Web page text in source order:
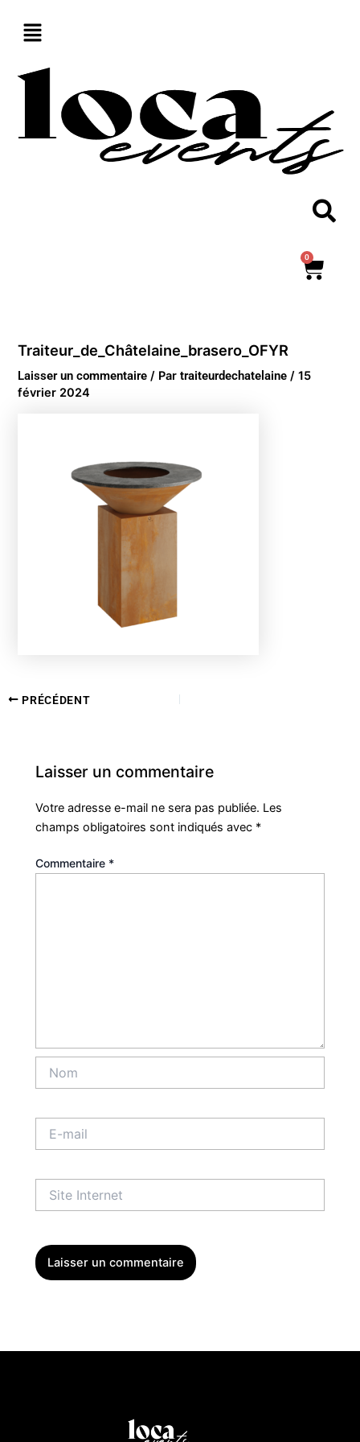
0
Traiteur_de_Châtelaine_brasero_OFYR
Laisser un commentaire / Partraiteurdechatelaine/15
février 2024
PRÉCÉDENT
Laisser un commentaire
Votre adresse e-mail ne sera pas publiée. Les
champs obligatoires sont indiqués avec *
Commentaire *
mail
Internet